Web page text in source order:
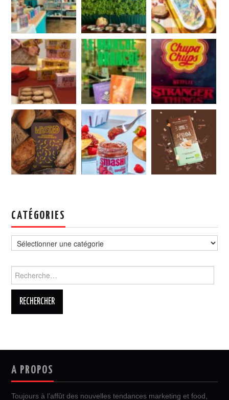
CATÉGORIES
A PROPOS
Toujours à l’affût des nouvelles tendances marketing et food,